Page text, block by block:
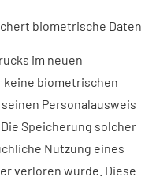
biometrische Daten
im neuen
keine biometrischen
Personalausweis
Speicherung solcher
Nutzung eines
verloren wurde. Diese